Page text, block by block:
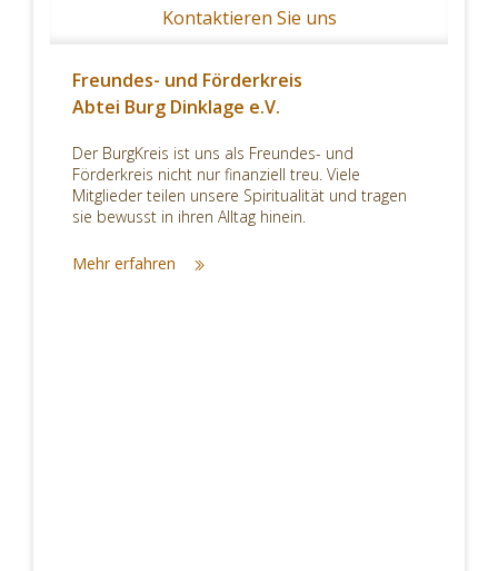
Kontaktieren Sie uns
Freundes- und Förderkreis
Abtei Burg Dinklage e.V.
Der BurgKreis ist uns als Freundes- und
Förderkreis nicht nur finanziell treu. Viele
Mitglieder teilen unsere Spiritualität und tragen
sie bewusst in ihren Alltag hinein.
Mehr erfahren